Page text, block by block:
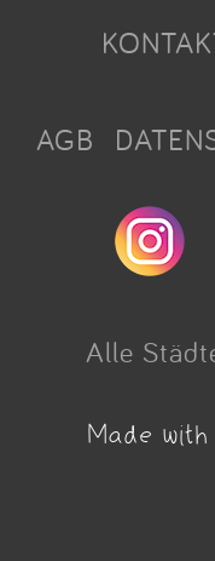
AGB
Alle
Made